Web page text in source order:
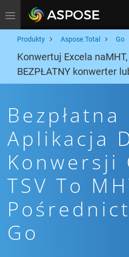
Toggle navigation
Produkty Aspose.Total Go
Konwertuj Excela
BEZPŁATNY konwerter
Bezpłatna
Aplikacja
Konwersji
TSV To
Go